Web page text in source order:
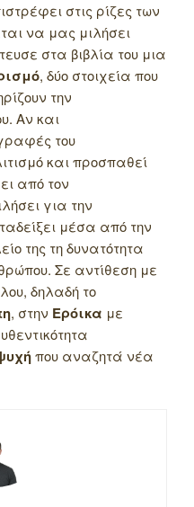
στις ρίζες των
να μας μιλήσει
στα βιβλία του μια
, δύο στοιχεία που
την
Αν και
του
και προσπαθεί
από τον
για την
μέσα από την
της τη δυνατότητα
Σε αντίθεση με
δηλαδή το
, στην Ερόικα με
που αναζητά νέα